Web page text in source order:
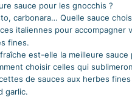
sauce pour les gnocchis ?
carbonara… Quelle sauce
italiennes pour accompagner
fines.
est-elle la meilleure sauce
choisir celles qui
de sauces aux herbes
garlic.